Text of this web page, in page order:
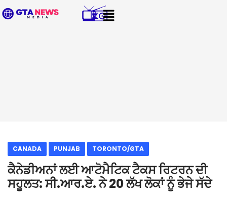
CANADA PUNJAB TORONTO/GTA
ਕੈਨੇਡੀਅਨਾਂ ਲਈ ਆਟੋਮੈਟਿਕ ਟੈਕਸ ਰਿਟਰਨ ਦੀ
ਸਹੂਲਤ: ਸੀ.ਆਰ.ਏ. ਨੇ 20 ਲੱਖ ਲੋਕਾਂ ਨੂੰ ਭੇਜੇ ਸੱਦੇ